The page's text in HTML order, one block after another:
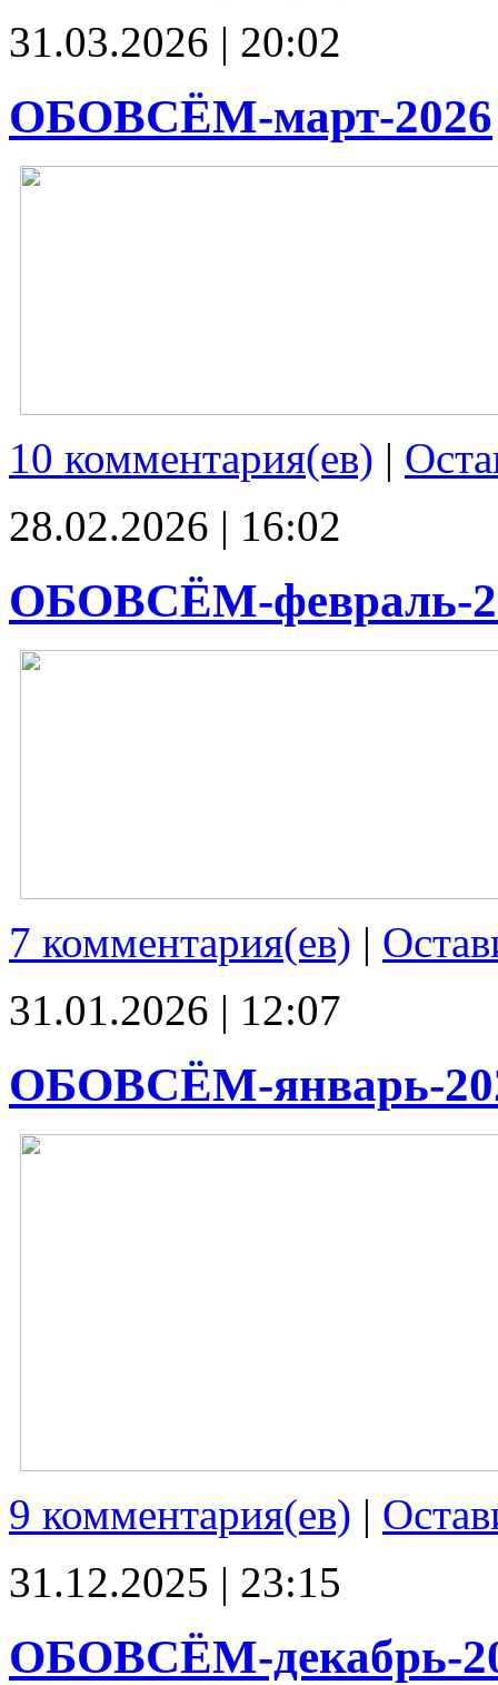
31.03.2026 | 20:02
ОБОВСЁМ-март-2026
10 комментария(ев) |
28.02.2026 | 16:02
ОБОВСЁМ-февраль-
7 комментария(ев) |
31.01.2026 | 12:07
ОБОВСЁМ-январь-
9 комментария(ев) |
31.12.2025 | 23:15
ОБОВСЁМ-декабрь-